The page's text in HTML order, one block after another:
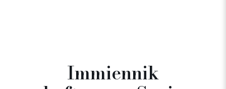
Immiennik